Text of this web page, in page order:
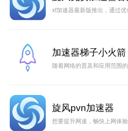
xf加速器最新版推出，通过
加速器梯子小火箭
随着网络的普及和应用范围
旋风pvn加速器
想要提升网速，畅快上网体